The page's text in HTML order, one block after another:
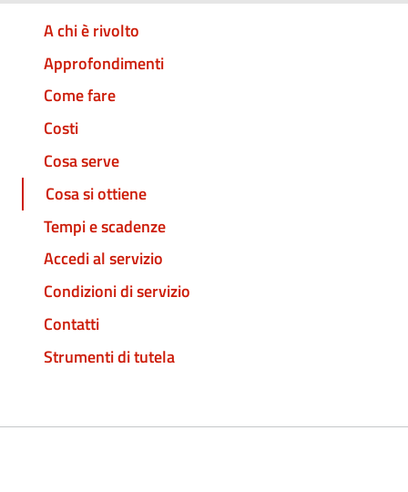
A chi è rivolto
Approfondimenti
Come fare
Costi
Cosa serve
Cosa si ottiene
Tempi e scadenze
Accedi al servizio
Condizioni di servizio
Contatti
Strumenti di tutela